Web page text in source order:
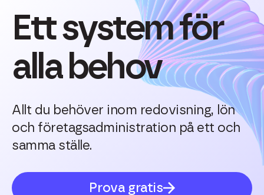
Ett system för
alla behov
Allt du behöver inom redovisning, lön
och företagsadministration på ett och
samma ställe.
Prova gratis